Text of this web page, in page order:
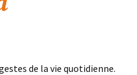
de la vie quotidienne.